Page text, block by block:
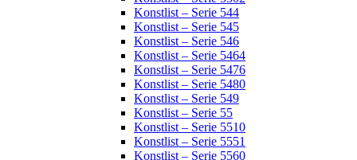
Konstlist – Serie 544
Konstlist – Serie 545
Konstlist – Serie 546
Konstlist – Serie 5464
Konstlist – Serie 5476
Konstlist – Serie 5480
Konstlist – Serie 549
Konstlist – Serie 55
Konstlist – Serie 5510
Konstlist – Serie 5551
Konstlist – Serie 5560